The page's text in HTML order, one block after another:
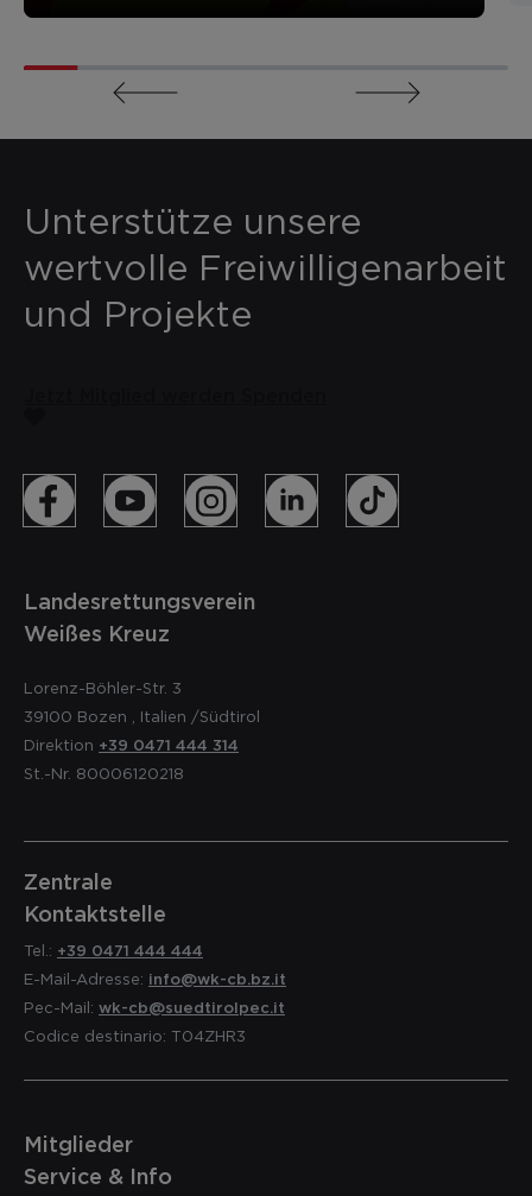
Unterstütze unsere
wertvolle Freiwilligenarbeit
und Projekte
Landesrettungsverein
Weißes Kreuz
Lorenz-Böhler-Str. 3
39100 Bozen Italien /Südtirol
Direktion +39 0471 444 314
St.-Nr. 80006120218
Zentrale
Kontaktstelle
Tel.: +39 0471 444 444
E-Mail-Adresse: info@wk-cb.bz.it
Pec-Mail: wk-cb@suedtirolpec.it
Codice destinario: T04ZHR3
Mitglieder
Service & Info